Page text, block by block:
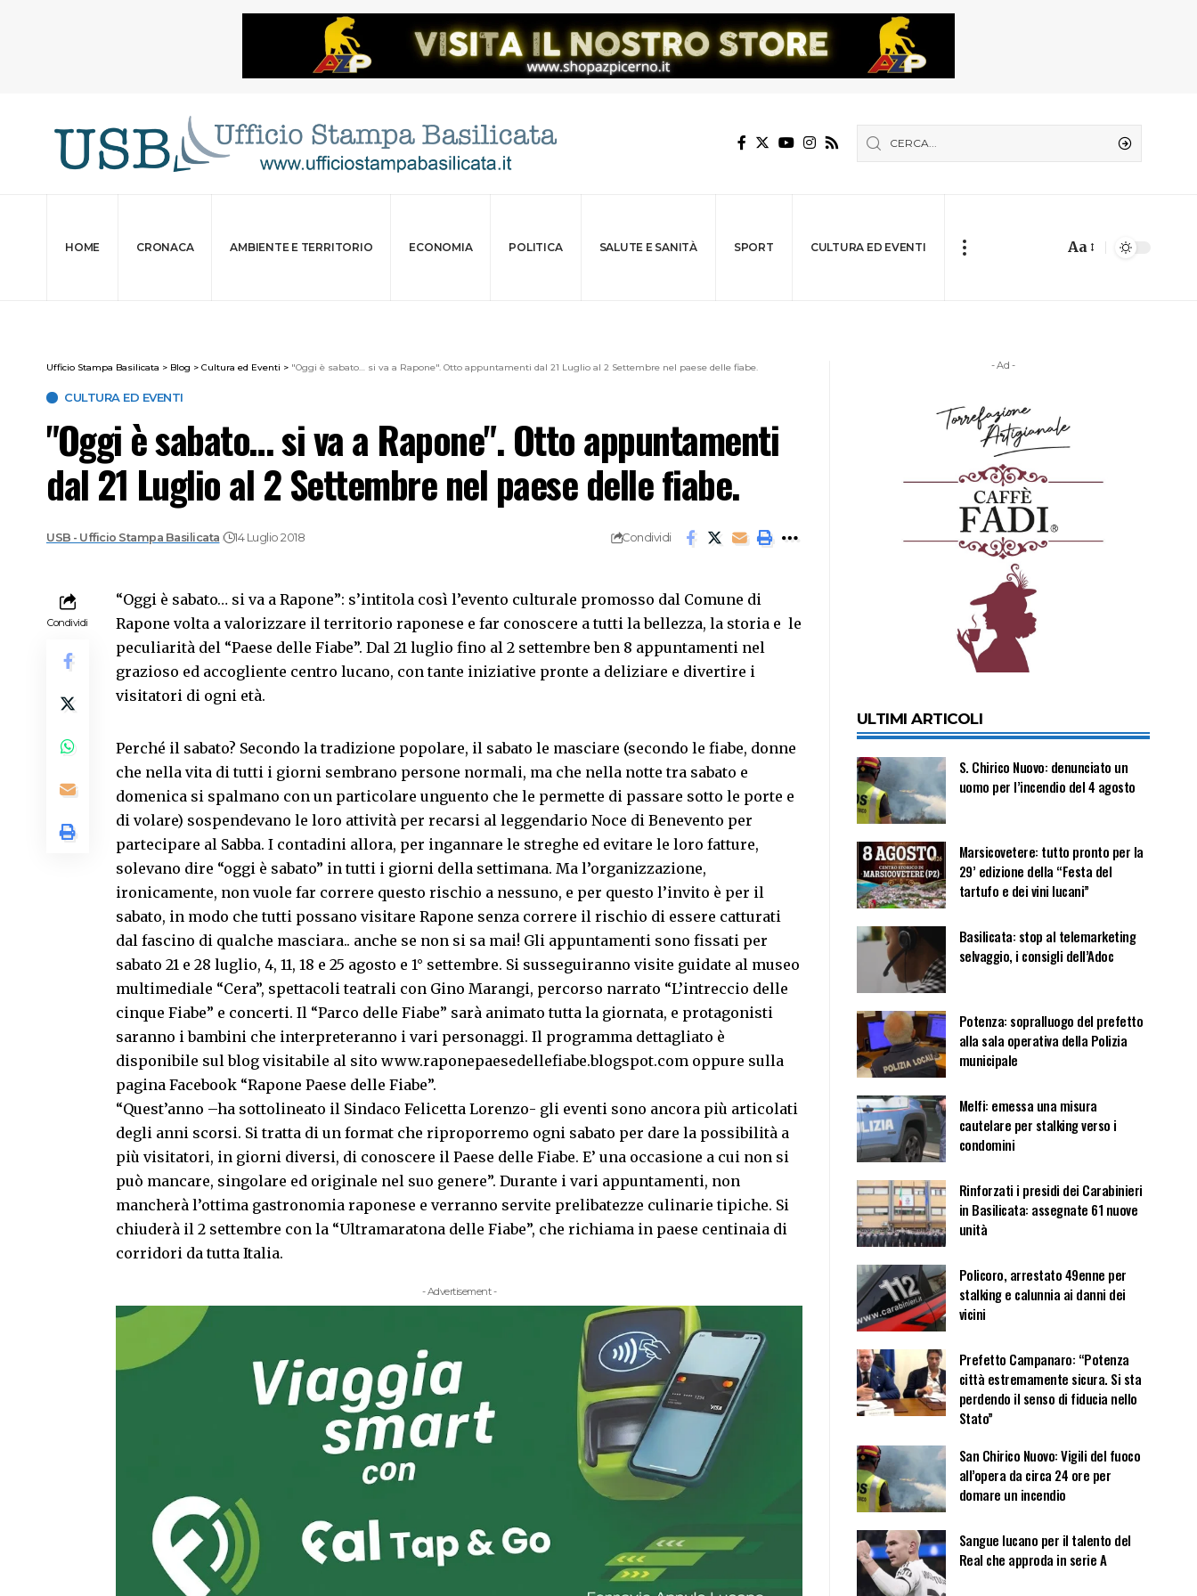
HOME CRONACA AMBIENTE E TERRITORIO ECONOMIA POLITICA SALUTE E SANITÀ SPORT CULTURA ED EVENTI Aa
Ufficio Stampa Basilicata > Blog > Cultura ed Eventi > "Oggi è sabato… si va a Rapone". Otto appuntamenti dal 21 Luglio al 2 Settembre nel paese delle fiabe.
CULTURA ED EVENTI
"Oggi è sabato… si va a Rapone". Otto appuntamenti
dal 21 Luglio al 2 Settembre nel paese delle fiabe.
USB - Ufficio Stampa Basilicata 14 Luglio 2018 Condividi
Condividi
“Oggi è sabato… si va a Rapone”: s’intitola così l’evento culturale promosso dal Comune di
Rapone volta a valorizzare il territorio raponese e far conoscere a tutti la bellezza, la storia e le
peculiarità del “Paese delle Fiabe”. Dal 21 luglio fino al 2 settembre ben 8 appuntamenti nel
grazioso ed accogliente centro lucano, con tante iniziative pronte a deliziare e divertire i
visitatori di ogni età.
Perché il sabato? Secondo la tradizione popolare, il sabato le masciare (secondo le fiabe, donne
che nella vita di tutti i giorni sembrano persone normali, ma che nella notte tra sabato e
domenica si spalmano con un particolare unguento che le permette di passare sotto le porte e
di volare) sospendevano le loro attività per recarsi al leggendario Noce di Benevento per
partecipare al Sabba. I contadini allora, per ingannare le streghe ed evitare le loro fatture,
solevano dire “oggi è sabato” in tutti i giorni della settimana. Ma l’organizzazione,
ironicamente, non vuole far correre questo rischio a nessuno, e per questo l’invito è per il
sabato, in modo che tutti possano visitare Rapone senza correre il rischio di essere catturati
dal fascino di qualche masciara.. anche se non si sa mai! Gli appuntamenti sono fissati per
sabato 21 e 28 luglio, 4, 11, 18 e 25 agosto e 1° settembre. Si susseguiranno visite guidate al museo
multimediale “Cera”, spettacoli teatrali con Gino Marangi, percorso narrato “L’intreccio delle
cinque Fiabe” e concerti. Il “Parco delle Fiabe” sarà animato tutta la giornata, e protagonisti
saranno i bambini che interpreteranno i vari personaggi. Il programma dettagliato è
disponibile sul blog visitabile al sito www.raponepaesedellefiabe.blogspot.com oppure sulla
pagina Facebook “Rapone Paese delle Fiabe”.
“Quest’anno –ha sottolineato il Sindaco Felicetta Lorenzo- gli eventi sono ancora più articolati
degli anni scorsi. Si tratta di un format che riproporremo ogni sabato per dare la possibilità a
più visitatori, in giorni diversi, di conoscere il Paese delle Fiabe. E’ una occasione a cui non si
può mancare, singolare ed originale nel suo genere”. Durante i vari appuntamenti, non
mancherà l’ottima gastronomia raponese e verranno servite prelibatezze culinarie tipiche. Si
chiuderà il 2 settembre con la “Ultramaratona delle Fiabe”, che richiama in paese centinaia di
corridori da tutta Italia.
- Advertisement -
- Ad -
ULTIMI ARTICOLI
S. Chirico Nuovo: denunciato un
uomo per l’incendio del 4 agosto
Marsicovetere: tutto pronto per la
29’ edizione della “Festa del
tartufo e dei vini lucani”
Basilicata: stop al telemarketing
selvaggio, i consigli dell’Adoc
Potenza: sopralluogo del prefetto
alla sala operativa della Polizia
municipale
Melfi: emessa una misura
cautelare per stalking verso i
condomini
Rinforzati i presidi dei Carabinieri
in Basilicata: assegnate 61 nuove
unità
Policoro, arrestato 49enne per
stalking e calunnia ai danni dei
vicini
Prefetto Campanaro: “Potenza
città estremamente sicura. Si sta
perdendo il senso di fiducia nello
Stato”
San Chirico Nuovo: Vigili del fuoco
all’opera da circa 24 ore per
domare un incendio
Sangue lucano per il talento del
Real che approda in serie A